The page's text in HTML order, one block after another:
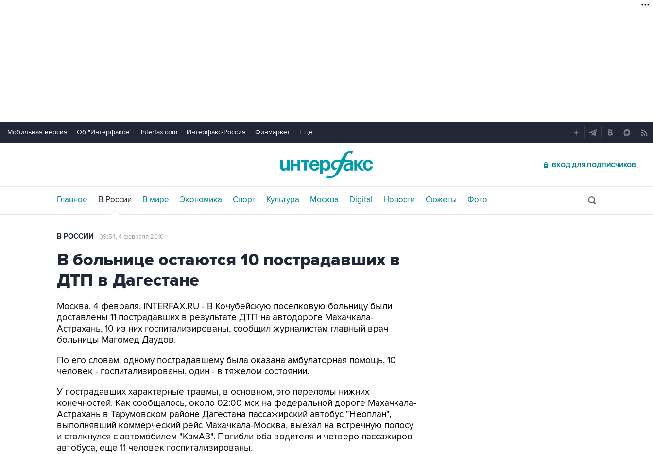
Мобильная версия Об "Интерфаксе" Interfax.com Интерфакс-Россия Финмаркет Еще...
ВХОД ДЛЯ ПОДПИСЧИКОВ
Главное В России В мире Экономика Спорт Культура Москва Digital Новости Сюжеты Фото
В РОССИИ 09:54, 4 февраля 2010
В больнице остаются 10 пострадавших в
ДТП в Дагестане
Москва. 4 февраля. INTERFAX.RU - В Кочубейскую поселковую больницу были
доставлены 11 пострадавших в результате ДТП на автодороге Махачкала-
Астрахань, 10 из них госпитализированы, сообщил журналистам главный врач
больницы Магомед Даудов.
По его словам, одному пострадавшему была оказана амбулаторная помощь, 10
человек - госпитализированы, один - в тяжелом состоянии.
У пострадавших характерные травмы, в основном, это переломы нижних
конечностей. Как сообщалось, около 02:00 мск на федеральной дороге Махачкала-
Астрахань в Тарумовском районе Дагестана пассажирский автобус "Неоплан",
выполнявший коммерческий рейс Махачкала-Москва, выехал на встречную полосу
и столкнулся с автомобилем "КамАЗ". Погибли оба водителя и четверо пассажиров
автобуса, еще 11 человек госпитализированы.